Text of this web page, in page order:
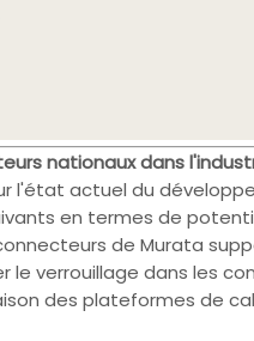
nationaux dans
l'état actuel du
en termes de
de Murata
le verrouillage dans les
des plateformes de